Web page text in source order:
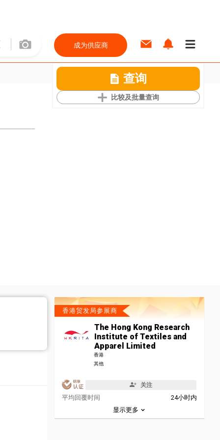
成为供应商
查询
比较及批量查询
香港贸发局参展商
The Hong Kong Research
Institute of Textiles and
Apparel Limited
香港
其他
关注
平均回覆时间
24小时内
显示更多